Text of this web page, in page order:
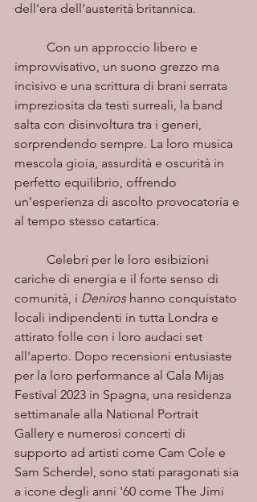
dell'era dell'austerità britannica.
improvvisativo, un suono grezzo ma
incisivo e una scrittura di brani serrata
impreziosita da testi surreali, la band
salta con disinvoltura tra i generi,
sorprendendo sempre. La loro musica
mescola gioia, assurdità e oscurità in
perfetto equilibrio, offrendo
un'esperienza di ascolto provocatoria e
al tempo stesso catartica.
cariche di energia e il forte senso di
comunità, i Deniros hanno conquistato
locali indipendenti in tutta Londra e
attirato folle con i loro audaci set
all'aperto. Dopo recensioni entusiaste
per la loro performance al Cala Mijas
Festival 2023 in Spagna, una residenza
settimanale alla National Portrait
Gallery e numerosi concerti di
supporto ad artisti come Cam Cole e
Sam Scherdel, sono stati paragonati sia
a icone degli anni '60 come The Jimi